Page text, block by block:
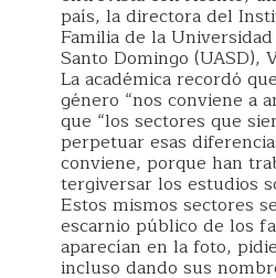
país, la directora del
Familia de la
Santo Domingo (UASD),
La académica recordó
género “nos conviene a
que “los sectores que
perpetuar esas
conviene, porque han
tergiversar los estudios
Estos mismos sectores
escarnio público de los
aparecían en la foto,
incluso dando sus